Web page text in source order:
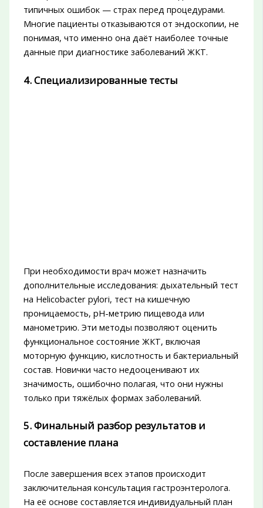
типичных ошибок — страх перед процедурами.
Многие пациенты отказываются от эндоскопии, не
понимая, что именно она даёт наиболее точные
данные при диагностике заболеваний ЖКТ.
4. Специализированные тесты
При необходимости врач может назначить
дополнительные исследования: дыхательный тест
на Helicobacter pylori, тест на кишечную
проницаемость, pH-метрию пищевода или
манометрию. Эти методы позволяют оценить
функциональное состояние ЖКТ, включая
моторную функцию, кислотность и бактериальный
состав. Новички часто недооценивают их
значимость, ошибочно полагая, что они нужны
только при тяжёлых формах заболеваний.
5. Финальный разбор результатов и
составление плана
После завершения всех этапов происходит
заключительная консультация гастроэнтеролога.
На её основе составляется индивидуальный план